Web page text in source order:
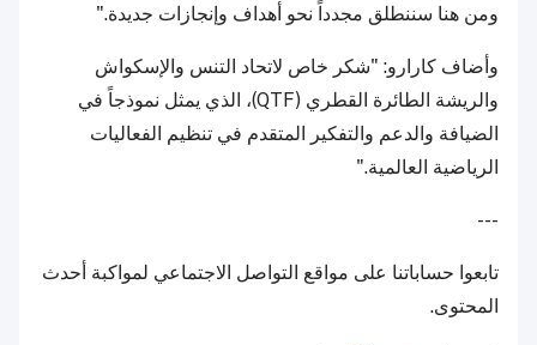
ومن هنا سننطلق مجدداً نحو أهداف وإنجازات جديدة."
وأضاف كارارو: "شكر خاص لاتحاد التنس والإسكواش
والريشة الطائرة القطري (QTF)، الذي يمثل نموذجاً في
الضيافة والدعم والتفكير المتقدم في تنظيم الفعاليات
الرياضية العالمية."
---
تابعوا حساباتنا على مواقع التواصل الاجتماعي لمواكبة أحدث
المحتوى.